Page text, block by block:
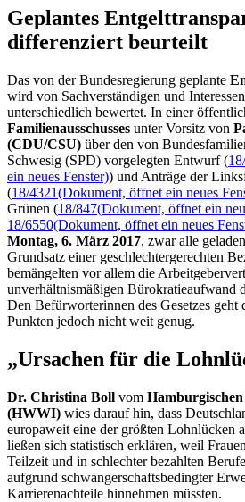
Ge­plan­tes
differenziert beurteilt
Das von der Bundesregierung geplante
wird von Sachverständigen und
unterschiedlich bewertet. In einer
Familienausschusses unter Vorsitz von
(CDU/CSU) über den von
Schwesig (SPD) vorgelegten Entwurf (
ein neues Fenster)) und Anträge der
(18/4321(Dokument, öffnet ein neues
Grünen (18/847(Dokument, öffnet ein
18/6550(Dokument, öffnet ein neues
Montag, 6. März 2017, zwar alle
Grundsatz einer geschlechtergerechten
bemängelten vor allem die
unverhältnismäßigen Bürokratieaufwand
Den Befürworterinnen des Gesetzes geht
Punkten jedoch nicht weit genug.
„Ursachen für die
Dr. Christina Boll vom
(HWWI) wies darauf hin, dass
europaweit eine der größten Lohnlücken
ließen sich statistisch erklären, weil
Teilzeit und in schlechter bezahlten
aufgrund schwangerschaftsbedingter
Karrierenachteile hinnehmen müssten.